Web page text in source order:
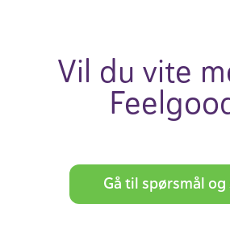
Vil du vite
Gå til spørsmål og